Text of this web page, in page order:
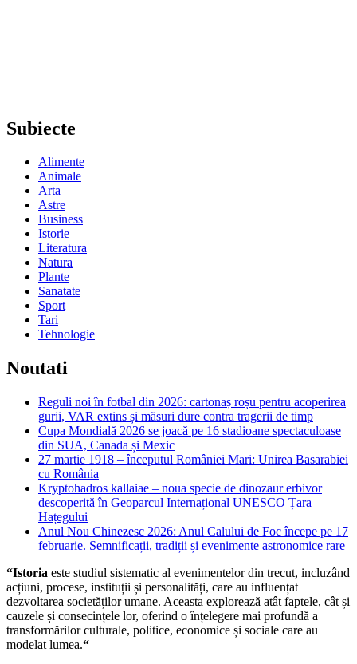
Subiecte
Alimente
Animale
Arta
Astre
Business
Istorie
Literatura
Natura
Plante
Sanatate
Sport
Tari
Tehnologie
Noutati
Reguli noi în fotbal din 2026: cartonaș roșu pentru acoperirea
gurii, VAR extins și măsuri dure contra tragerii de timp
Cupa Mondială 2026 se joacă pe 16 stadioane spectaculoase
din SUA, Canada și Mexic
27 martie 1918 – începutul României Mari: Unirea Basarabiei
cu România
Kryptohadros kallaiae – noua specie de dinozaur erbivor
descoperită în Geoparcul Internațional UNESCO Țara
Hațegului
Anul Nou Chinezesc 2026: Anul Calului de Foc începe pe 17
februarie. Semnificații, tradiții și evenimente astronomice rare
“Istoria este studiul sistematic al evenimentelor din trecut, incluzând
acțiuni, procese, instituții și personalități, care au influențat
dezvoltarea societăților umane. Aceasta explorează atât faptele, cât și
cauzele și consecințele lor, oferind o înțelegere mai profundă a
transformărilor culturale, politice, economice și sociale care au
modelat lumea.“